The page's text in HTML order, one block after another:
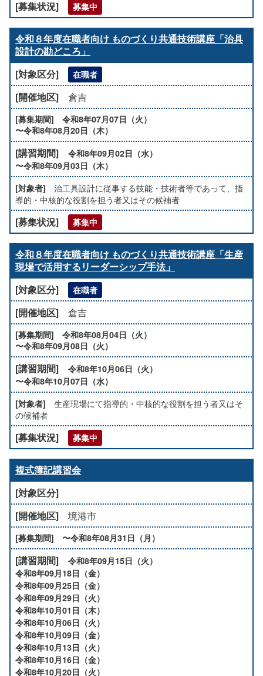
募集中
令和８年度在職者向け ものづくり共通技術講座「治具
設計の勘どころ」
在職者
倉吉
令和8年07月07日（火）
〜令和8年08月20日（木）
令和8年09月02日（水）
〜令和8年09月03日（木）
治工具設計に従事する技能・技術者等であって、指
導的・中核的な役割を担う者又はその候補者
募集中
令和８年度在職者向け ものづくり共通技術講座「生産
現場で活用するリーダーシップ手法」
在職者
倉吉
令和8年08月04日（火）
〜令和8年09月08日（火）
令和8年10月06日（火）
〜令和8年10月07日（水）
生産現場にて指導的・中核的な役割を担う者又はそ
の候補者
募集中
複式簿記講習会
境港市
〜令和8年08月31日（月）
令和8年09月15日（火）
令和8年09月18日（金）
令和8年09月25日（金）
令和8年09月29日（火）
令和8年10月01日（木）
令和8年10月06日（火）
令和8年10月09日（金）
令和8年10月13日（火）
令和8年10月16日（金）
令和8年10月20日（火）